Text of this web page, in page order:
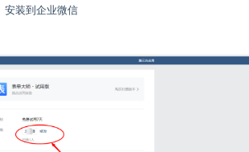
安装到企业微信